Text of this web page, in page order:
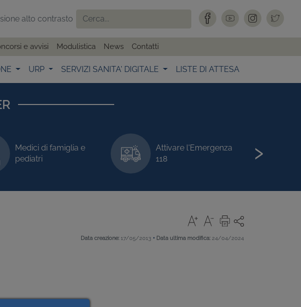
alto contrasto
e avvisi Modulistica News Contatti
URP SERVIZI SANITA' DIGITALE LISTE DI ATTESA
Medici di famiglia e
pediatri
Attivare l'Emergenza
118
›
Data creazione: 17/05/2013 • Data ultima modifica: 24/04/2024